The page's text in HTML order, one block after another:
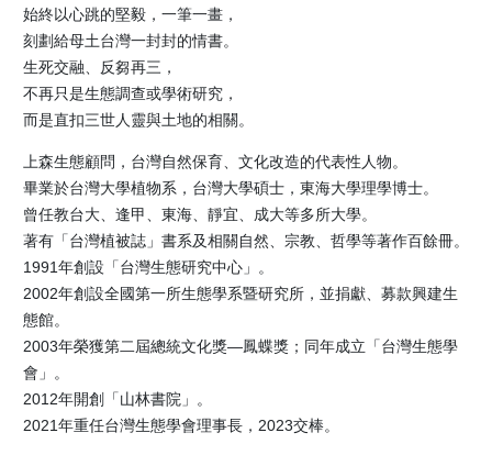
始終以心跳的堅毅，一筆一畫，
刻劃給母土台灣一封封的情書。
生死交融、反芻再三，
不再只是生態調查或學術研究，
而是直扣三世人靈與土地的相關。
上森生態顧問，台灣自然保育、文化改造的代表性人物。
畢業於台灣大學植物系，台灣大學碩士，東海大學理學博士。
曾任教台大、逢甲、東海、靜宜、成大等多所大學。
著有「台灣植被誌」書系及相關自然、宗教、哲學等著作百餘冊。
1991年創設「台灣生態研究中心」。
2002年創設全國第一所生態學系暨研究所，並捐獻、募款興建生
態館。
2003年榮獲第二屆總統文化獎—鳳蝶獎；同年成立「台灣生態學
會」。
2012年開創「山林書院」。
2021年重任台灣生態學會理事長，2023交棒。